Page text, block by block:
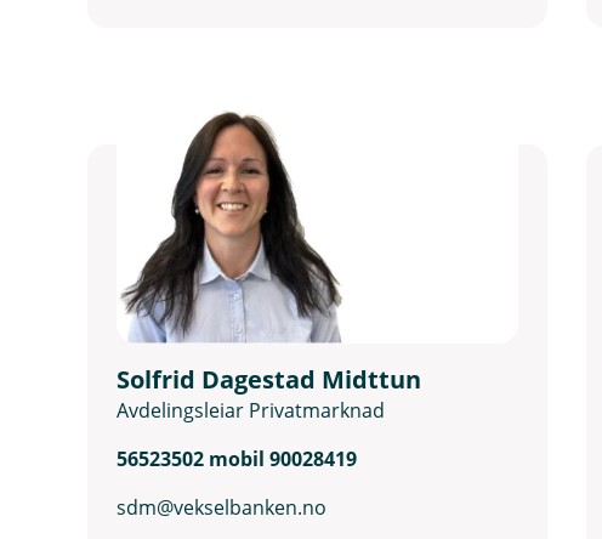
Solfrid Dagestad Midttun
Avdelingsleiar Privatmarknad
56523502 mobil 90028419
sdm@vekselbanken.no